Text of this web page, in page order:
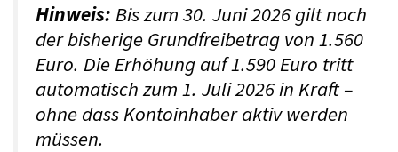
Hinweis: Bis zum 30. Juni 2026 gilt noch
der bisherige Grundfreibetrag von 1.560
Euro. Die Erhöhung auf 1.590 Euro tritt
automatisch zum 1. Juli 2026 in Kraft –
ohne dass Kontoinhaber aktiv werden
müssen.